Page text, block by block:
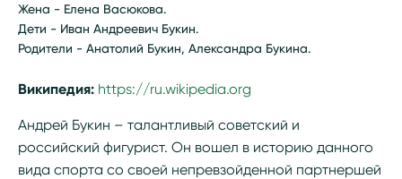
Жена - Елена Васюкова.
Дети - Иван Андреевич Букин.
Родители - Анатолий Букин, Александра Букина.
Википедия: https://ru.wikipedia.org/wiki/
Андрей Букин – талантливый советский и
российский фигурист. Он вошел в историю данного
вида спорта со своей непревзойденной партнершей